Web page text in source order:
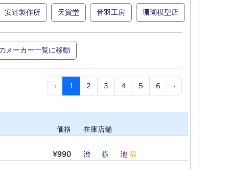
安達製作所 天賞堂 音羽工房 珊瑚模型店
メーカー一覧に移動
‹ 1 2 3 4 5 6 ›
価格 在庫店舗
¥990 渋 横 池 宿